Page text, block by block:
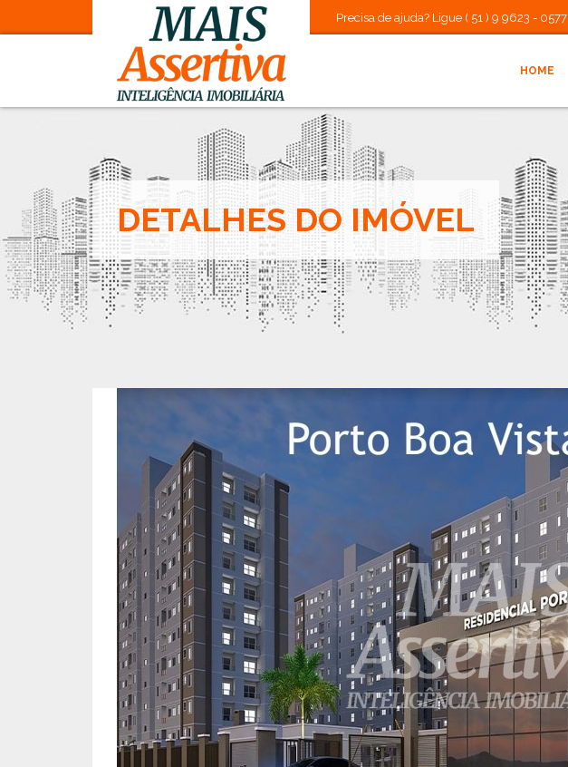
Precisa de ajuda? Ligue ( 51 ) 9 9623 - 0577
HOME
DETALHES DO IMÓVEL